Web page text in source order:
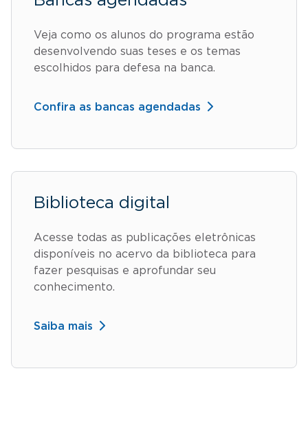
Veja como os alunos do programa estão
desenvolvendo suas teses e os temas
escolhidos para defesa na banca.
Confira as bancas agendadas
Biblioteca digital
Acesse todas as publicações eletrônicas
disponíveis no acervo da biblioteca para
fazer pesquisas e aprofundar seu
conhecimento.
Saiba mais